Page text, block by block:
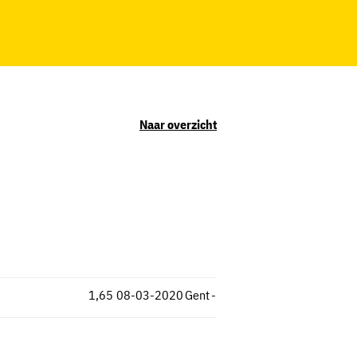
Naar overzicht
Gent
1,65 -
08-03-2020